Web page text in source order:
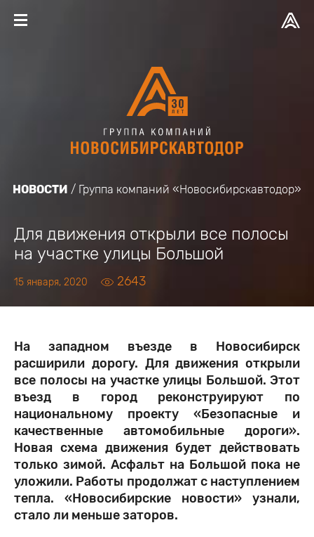
НОВОСТИ Группа компаний «Новосибирскавтодор»
Для движения открыли все полосы
на участке улицы Большой
15 января, 2020 2643
На западном въезде в Новосибирск
расширили дорогу. Для движения открыли
все полосы на участке улицы Большой. Этот
въезд в город реконструируют по
национальному проекту «Безопасные и
качественные автомобильные дороги».
Новая схема движения будет действовать
только зимой. Асфальт на Большой пока не
уложили. Работы продолжат с наступлением
тепла. «Новосибирские новости» узнали,
стало ли меньше заторов.